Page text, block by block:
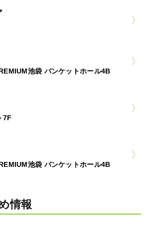
池袋 バンケットホール4B
7F
池袋 バンケットホール4B
情報